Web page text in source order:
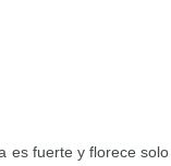
es fuerte y florece solo